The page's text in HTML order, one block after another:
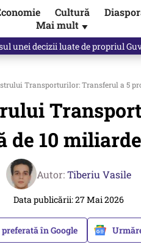
Cultură
Mai mult ▼
/ video
Transporturilor: Transferul a 5
10
Autor:Tiberiu Vasile
Data publicării: 27 Mai 2026
în Google